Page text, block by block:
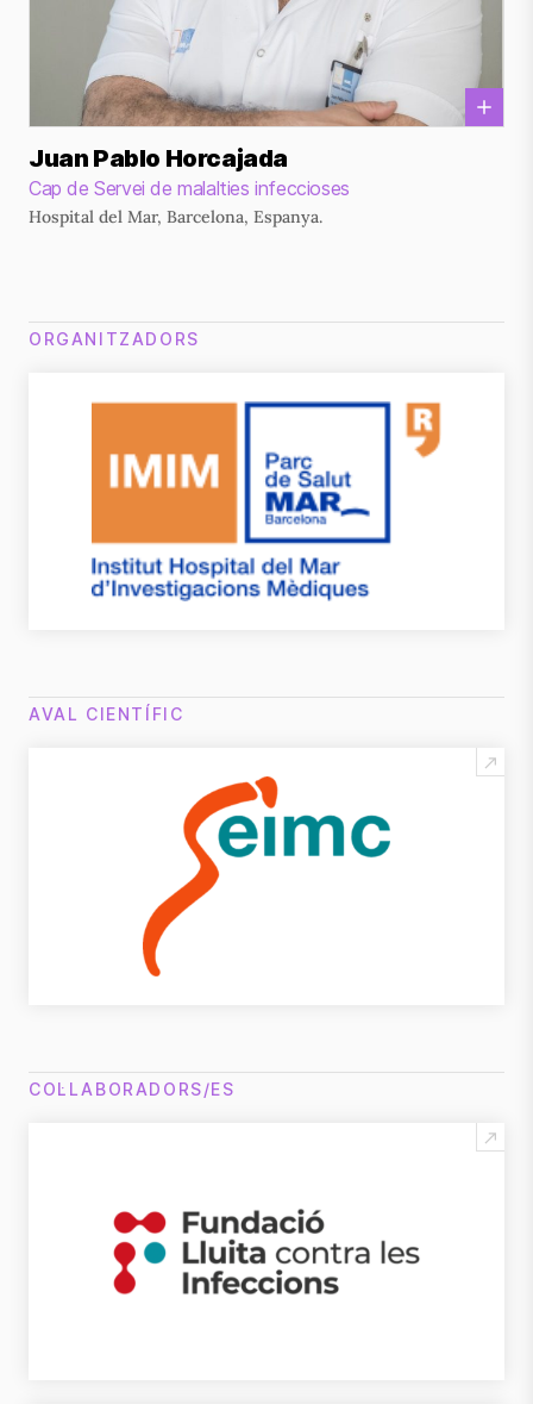
Juan Pablo Horcajada
Cap de Servei de malalties infeccioses
Hospital del Mar, Barcelona, Espanya.
ORGANITZADORS
AVAL CIENTÍFIC
COL·LABORADORS/ES